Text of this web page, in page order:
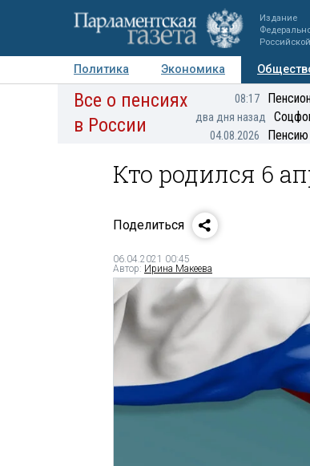
Издание
Политика Экономика
Авторы Персоны Мнения
Все о пенсиях
в России
08:17
два дня назад
04.08.2026 Пенсию
Кто родился 6
Поделиться
06.04.2021 00:45
Автор: Ирина Макеева